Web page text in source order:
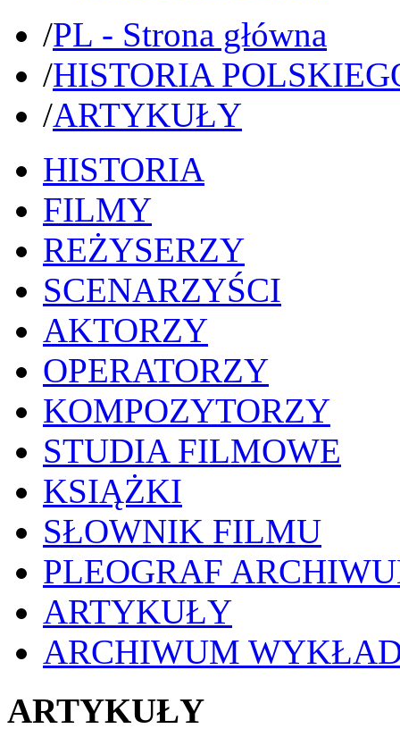
/PL - Strona główna
/HISTORIA
/ARTYKUŁY
HISTORIA
FILMY
REŻYSERZY
SCENARZYŚCI
AKTORZY
OPERATORZY
KOMPOZYTORZY
STUDIA FILMOWE
KSIĄŻKI
SŁOWNIK FILMU
PLEOGRAF
ARTYKUŁY
ARCHIWUM
ARTYKUŁY